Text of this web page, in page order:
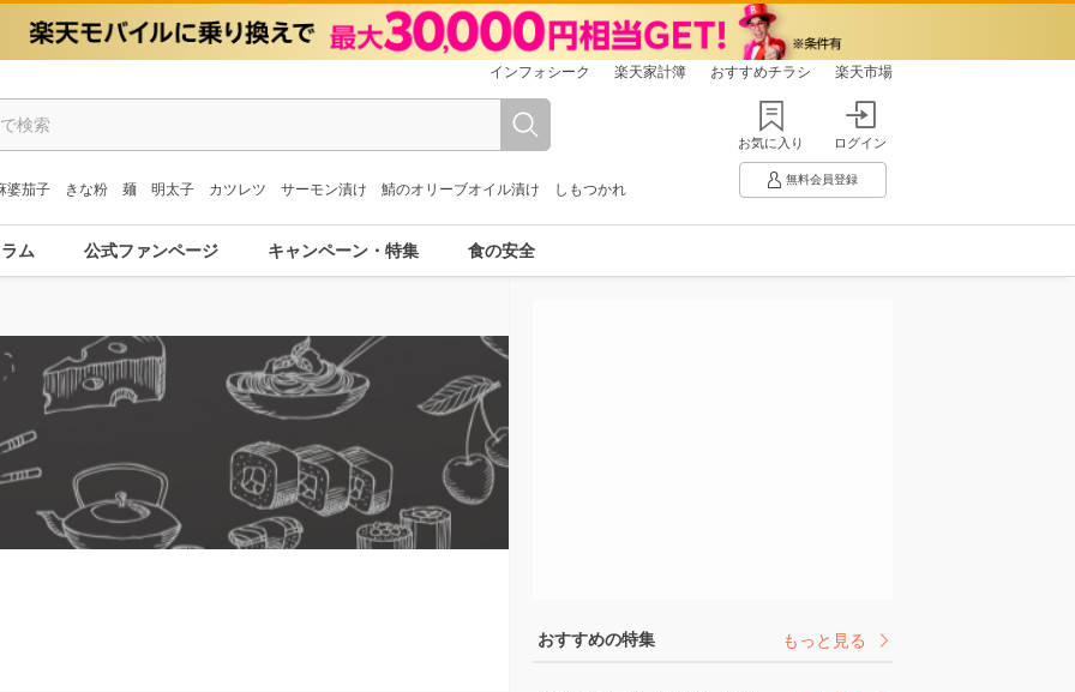
インフォシーク 楽天家計簿 おすすめチラシ 楽天市場
婆茄子 きな粉 麺 明太子 カツレツ サーモン漬け 鯖のオリーブオイル漬け しもつかれ
お気に入り ログイン
無料会員登録
ム 公式ファンページ キャンペーン・特集 食の安全
おすすめの特集 もっと見る